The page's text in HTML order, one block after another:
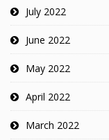
July 2022
June 2022
May 2022
April 2022
March 2022